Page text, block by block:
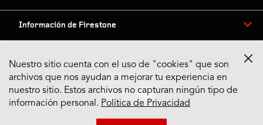
Información de Firestone
Síguenos en Redes
Nuestro sitio cuenta con el uso de "cookies" que son
archivos que nos ayudan a mejorar tu experiencia en
nuestro sitio. Estos archivos no capturan ningún tipo de
información personal. Política de Privacidad